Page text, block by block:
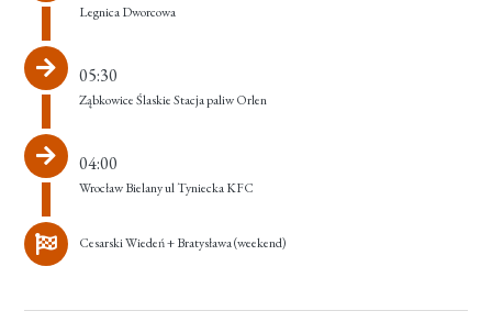
Legnica Dworcowa
05:30
Ząbkowice Ślaskie Stacja paliw Orlen
04:00
Wrocław Bielany ul Tyniecka KFC
Cesarski Wiedeń + Bratysława (weekend)